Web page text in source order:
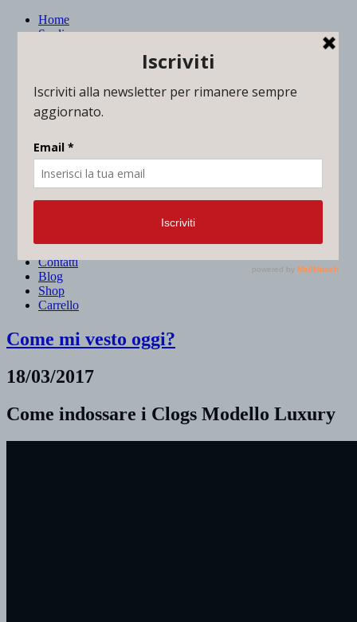
Home
Su di me
Dicono di me
Contatti
Blog
Carrello
Home
Su di me
Consulenza immagine
Dicono di me
Contatti
Blog
Shop
Carrello
Come mi vesto oggi?
18/03/2017
Come indossare i Clogs Modello Luxury